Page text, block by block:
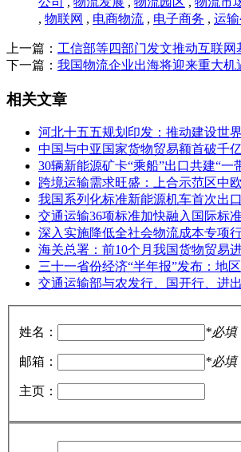
, 物联网 , 电商物流 , 电子商务 , 运输
上一篇： 工信部等四部门发文推动互联网
下一篇： 我国物流企业出海将迎来重大机
相关文章
河北十五五规划印发：推动建设世
中国与中亚国家货物贸易额首破千
30辆新能源矿卡“乘船”出口共建“一
跨境运输需求旺盛：上合示范区中
我国系列化标准新能源机车首次出口
交通运输36项标准加快融入国际标准
深入实施降低全社会物流成本专项
海关总署：前10个月我国货物贸易
三十一省份经济“半年报”发布：地
交通运输部与农发行、国开行、进
姓名： *必填
邮箱： *必填
主页：